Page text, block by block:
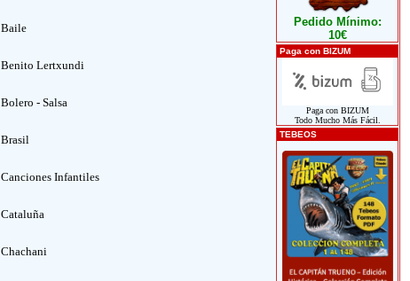
Baile
Benito Lertxundi
Bolero - Salsa
Brasil
Canciones Infantiles
Cataluña
Chachani
Pedido Mínimo:
10€
Paga con BIZUM
Paga con BIZUM
Todo Mucho Más Fácil.
TEBEOS